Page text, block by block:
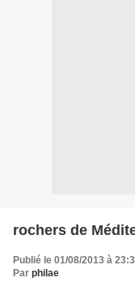
rochers de
Publié le 01/08/2013 à
Par philae